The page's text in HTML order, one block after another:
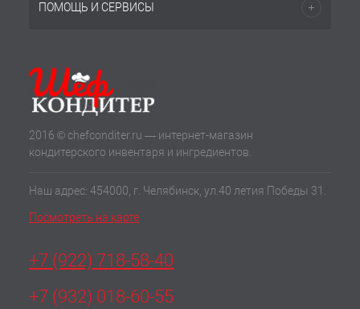
ПОМОЩЬ И СЕРВИСЫ
2016 © chefconditer.ru — интернет-магазин
кондитерского инвентаря и ингредиентов.
Наш адрес: 454000, г. Челябинск, ул.40 летия Победы 31.
Посмотреть на карте
+7 (922) 718-58-40
+7 (932) 018-60-55